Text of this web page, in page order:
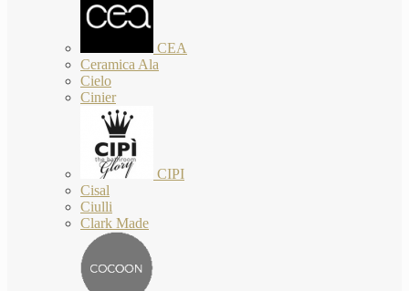
CEA
Ceramica Ala
Cielo
Cinier
CIPI
Cisal
Ciulli
Clark Made